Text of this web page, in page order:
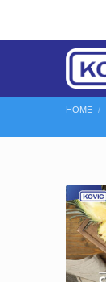
HOME